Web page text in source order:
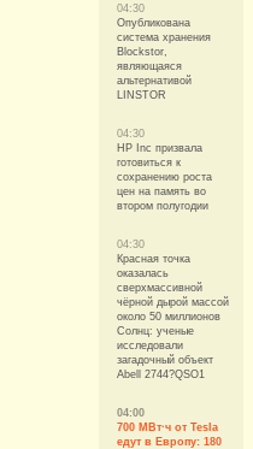
04:30
Опубликована
система хранения
Blockstor,
являющаяся
альтернативой
LINSTOR
04:30
HP Inc призвала
готовиться к
сохранению роста
цен на память во
втором полугодии
04:30
Красная точка
оказалась
сверхмассивной
чёрной дырой массой
около 50 миллионов
Солнц: ученые
исследовали
загадочный объект
Abell 2744?QSO1
04:00
700 МВт·ч от Tesla
едут в Европу: 180